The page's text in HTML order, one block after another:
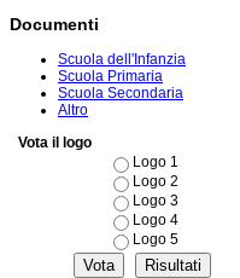
Documenti
Scuola dell'Infanzia
Scuola Primaria
Scuola Secondaria
Altro
Vota il logo
Logo 1
Logo 2
Logo 3
Logo 4
Logo 5